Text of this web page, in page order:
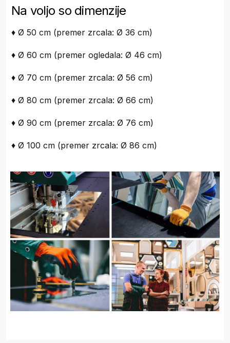
Na voljo so dimenzije
♦ Ø 50 cm (premer zrcala: Ø 36 cm)
♦ Ø 60 cm (premer ogledala: Ø 46 cm)
♦ Ø 70 cm (premer zrcala: Ø 56 cm)
♦ Ø 80 cm (premer zrcala: Ø 66 cm)
♦ Ø 90 cm (premer zrcala: Ø 76 cm)
♦ Ø 100 cm (premer zrcala: Ø 86 cm)